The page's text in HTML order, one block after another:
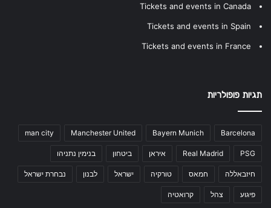
Tickets and events in Canada
Tickets and events in Spain
Tickets and events in France
תגיות פופולריות
Barcelona
Bayern Munich
Manchester United
man city
PSG
Real Madrid איראן ביטחון בנימין נתניהו
חיזבאללה חמאס טורקיה ישראל לבנון נבחרת ישראל
פיגוע צהל קרואטיה